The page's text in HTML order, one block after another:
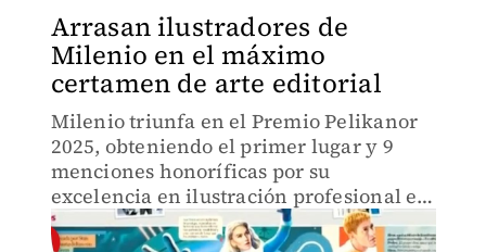
Arrasan ilustradores de
Milenio en el máximo
certamen de arte editorial
Milenio triunfa en el Premio Pelikanor
2025, obteniendo el primer lugar y 9
menciones honoríficas por su
excelencia en ilustración profesional e
infografía aplicada al ámbito editorial.